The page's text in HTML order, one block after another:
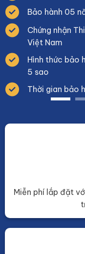
Bảo hành 05
Chứng nhận
Việt Nam
Hình thức bảo
5 sao
Thời gian bảo
Miễn phí lắp đặt